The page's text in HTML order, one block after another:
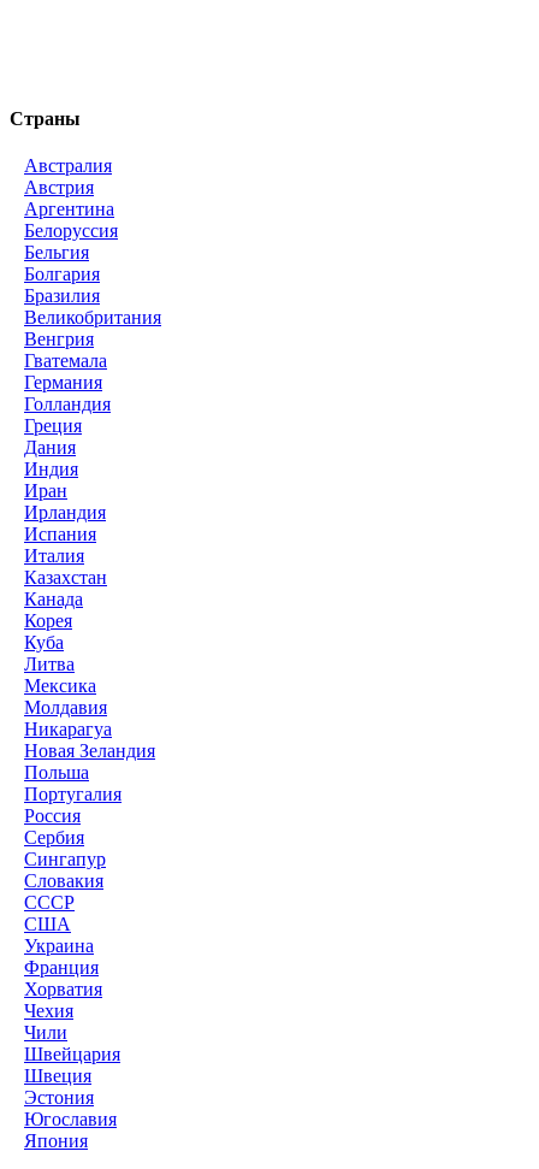
Страны
Австралия
Австрия
Аргентина
Белоруссия
Бельгия
Болгария
Бразилия
Великобритания
Венгрия
Гватемала
Германия
Голландия
Греция
Дания
Индия
Иран
Ирландия
Испания
Италия
Казахстан
Канада
Корея
Куба
Литва
Мексика
Молдавия
Никарагуа
Новая Зеландия
Польша
Португалия
Россия
Сербия
Сингапур
Словакия
СССР
США
Украина
Франция
Хорватия
Чехия
Чили
Швейцария
Швеция
Эстония
Югославия
Япония